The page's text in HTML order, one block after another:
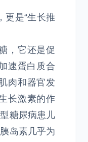
更是“生长推
，它还是促
速蛋白质合
肉和器官发
长激素的作
糖尿病患儿
岛素几乎为